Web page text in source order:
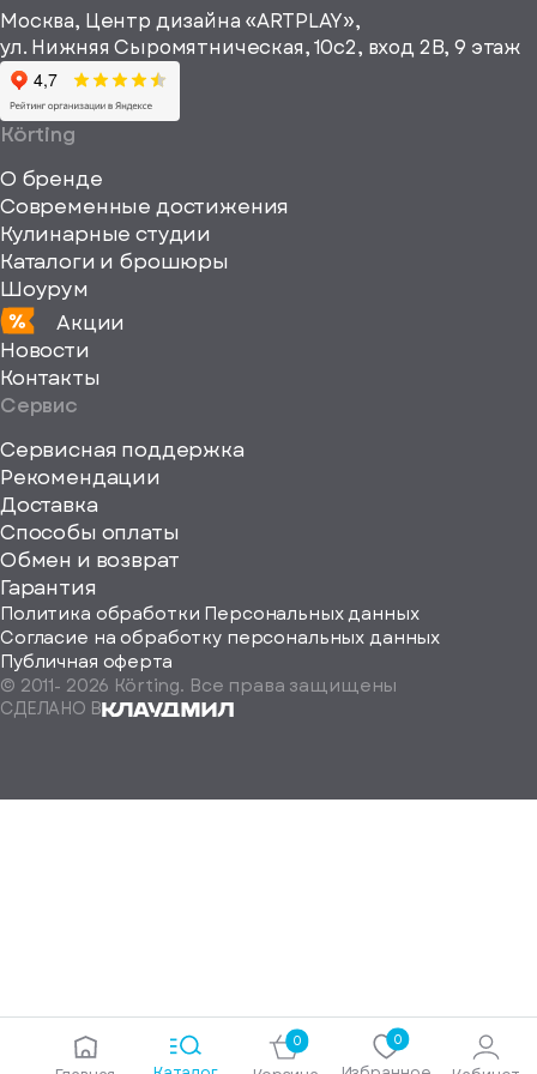
информационные
материалы
viewBox="0
0
Москва, Центр дизайна «ARTPLAY»,
ул. Нижняя Сыромятническая, 10с2, вход 2B, 9 этаж
Körting
О бренде
Современные достижения
Кулинарные студии
Каталоги и брошюры
Шоурум
Акции
Новости
Контакты
Сервис
Сервисная поддержка
Рекомендации
Доставка
Способы оплаты
Обмен и возврат
Гарантия
Политика обработки Персональных данных
Согласие на обработку персональных данных
Публичная оферта
© 2011- 2026 Körting. Все права защищены
СДЕЛАНО В
0 0
Определить
на-
Самара